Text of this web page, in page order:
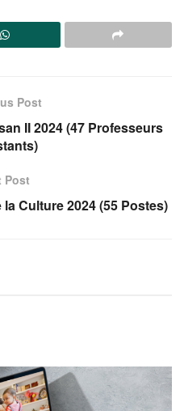
Post
II 2024 (47 Professeurs
Post
Culture 2024 (55 Postes)